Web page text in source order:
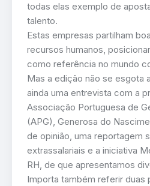
todas elas exemplo de
talento.
Estas empresas partilham
recursos humanos,
como referência no mundo
Mas a edição não se esgota
ainda uma entrevista com a
Associação Portuguesa de
(APG), Generosa do
de opinião, uma reportagem
extrassalariais e a iniciativa
RH, de que apresentamos
Importa também referir duas